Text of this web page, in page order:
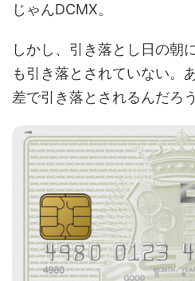
じゃんDCMX。
しかし、引き落とし日の朝
も引き落とされていない。
差で引き落とされるんだろ